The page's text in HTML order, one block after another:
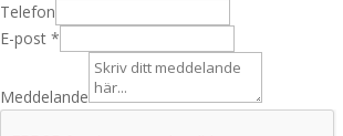
Telefon
E-post *
a
y
Meddelande